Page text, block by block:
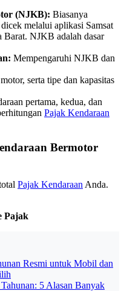
(NJKB): Biasanya
melalui aplikasi Samsat
Barat. NJKB adalah dasar
Mempengaruhi NJKB dan
serta tipe dan kapasitas
pertama, kedua, dan
Pajak Kendaraan
Bermotor
Pajak Kendaraan Anda.
Pajak
Resmi untuk Mobil dan
5 Alasan Banyak